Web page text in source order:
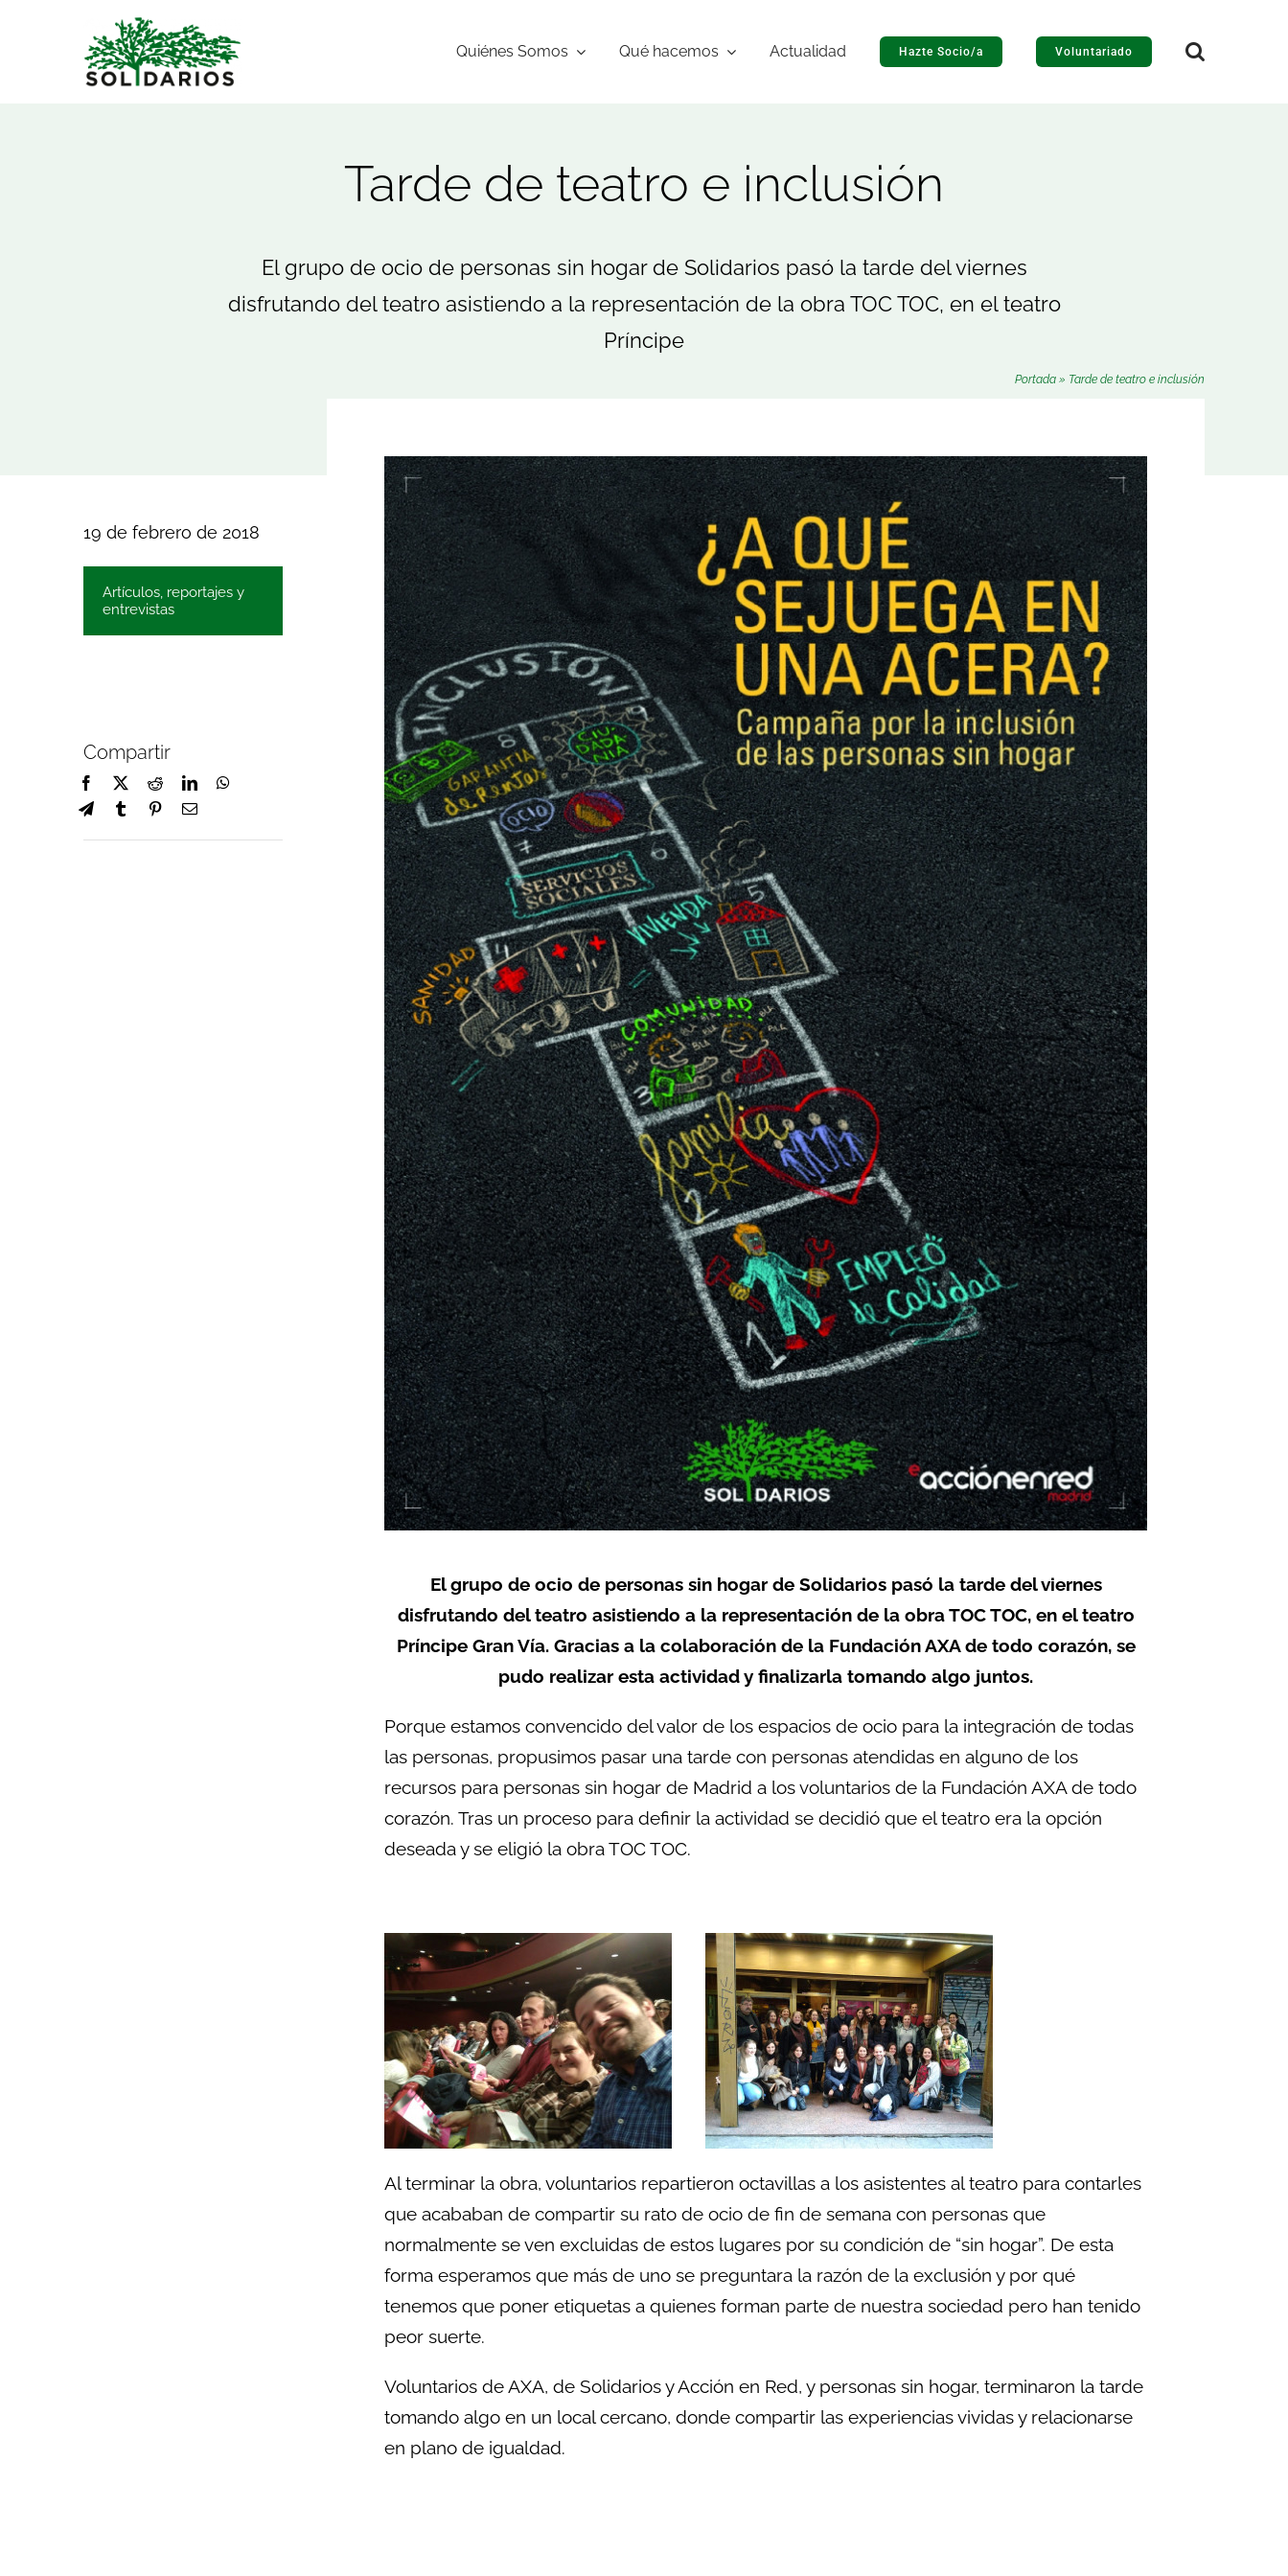
Quiénes Somos Qué hacemos Actualidad Hazte Socio/a Voluntariado
Tarde de teatro e inclusión
El grupo de ocio de personas sin hogar de Solidarios pasó la tarde del viernes
disfrutando del teatro asistiendo a la representación de la obra TOC TOC, en el teatro
Príncipe
Portada » Tarde de teatro e inclusión
19 de febrero de 2018
Artículos, reportajes y
entrevistas
Compartir
El grupo de ocio de personas sin hogar de Solidarios pasó la tarde del viernes
disfrutando del teatro asistiendo a la representación de la obra TOC TOC, en el teatro
Príncipe Gran Vía. Gracias a la colaboración de la Fundación AXA de todo corazón, se
pudo realizar esta actividad y finalizarla tomando algo juntos.
Porque estamos convencido del valor de los espacios de ocio para la integración de todas
las personas, propusimos pasar una tarde con personas atendidas en alguno de los
recursos para personas sin hogar de Madrid a los voluntarios de la Fundación AXA de todo
corazón. Tras un proceso para definir la actividad se decidió que el teatro era la opción
deseada y se eligió la obra TOC TOC.
Al terminar la obra, voluntarios repartieron octavillas a los asistentes al teatro para contarles
que acababan de compartir su rato de ocio de fin de semana con personas que
normalmente se ven excluidas de estos lugares por su condición de “sin hogar”. De esta
forma esperamos que más de uno se preguntara la razón de la exclusión y por qué
tenemos que poner etiquetas a quienes forman parte de nuestra sociedad pero han tenido
peor suerte.
Voluntarios de AXA, de Solidarios y Acción en Red, y personas sin hogar, terminaron la tarde
tomando algo en un local cercano, donde compartir las experiencias vividas y relacionarse
en plano de igualdad.